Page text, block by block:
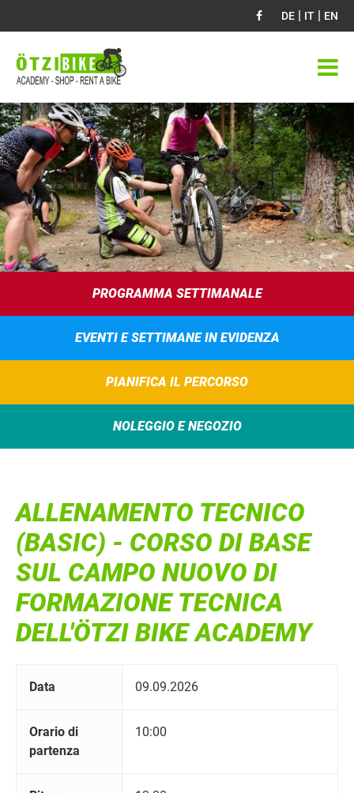
DE | IT | EN
PROGRAMMA SETTIMANALE
EVENTI E SETTIMANE IN EVIDENZA
PIANIFICA IL PERCORSO
NOLEGGIO E NEGOZIO
ALLENAMENTO TECNICO
(BASIC) - CORSO DI BASE
SUL CAMPO NUOVO DI
FORMAZIONE TECNICA
DELL'ÖTZI BIKE ACADEMY
Data 09.09.2026
Orario di
partenza
10:00